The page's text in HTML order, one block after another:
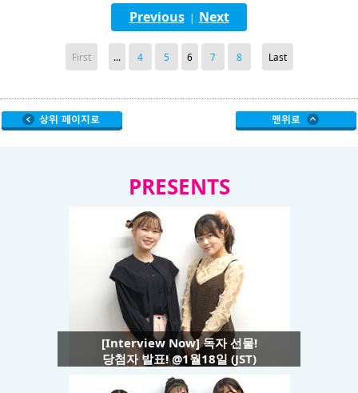
Previous| Next
First ... 4 5 6 7 8 Last
PRESENTS
[Interview Now] 독자 선물!
당첨자 발표! @1월18일 (JST)